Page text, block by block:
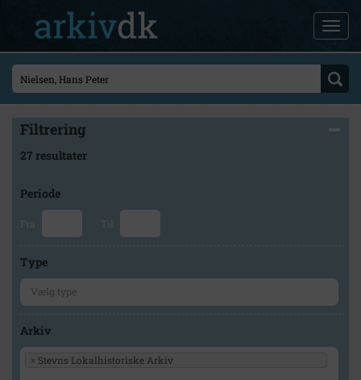
Filtrering
27 resultater
Periode
Fra Til
Type
Arkiv
× Stevns Lokalhistoriske Arkiv